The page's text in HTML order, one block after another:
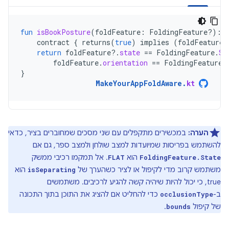
fun isBookPosture(foldFeature : FoldingFeature?) :
contract { returns(true) implies (foldFeature
return foldFeature?. state == FoldingFeature.
foldFeature.orientation == FoldingFeature
}
MakeYourAppFoldAware . kt
הערה: במכשירים מתקפלים עם שני מסכים שמחוברים בציר, כדאי
להשתמש בפריסות שמיועדות למצב שולחן ולמצב ספר, גם אם
FoldingFeature.State הוא FLAT. אל תמקמו רכיבי ממשק
משתמש קרוב מדי לקיפול או לציר כשהערך של isSeparating הוא
true, כי יכול להיות שיהיה קשה להגיע לרכיבים. משתמשים
ב-occlusionType כדי להחליט אם להציג את התוכן בתוך התכונה
של קיפול bounds
.